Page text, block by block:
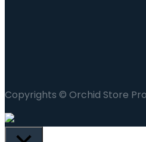
Copyrights © Orchid Store